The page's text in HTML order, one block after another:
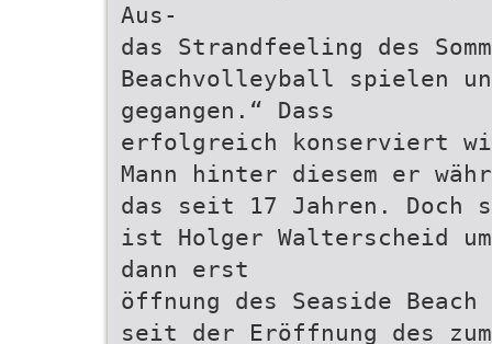
Aus-
das Strandfeeling des
Beachvolleyball spielen
gegangen.“ Dass
erfolgreich konserviert
Mann hinter diesem er
das seit 17 Jahren.
ist Holger Walterscheid
dann erst
öffnung des Seaside
seit der Eröffnung des